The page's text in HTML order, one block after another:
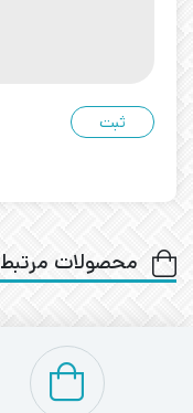
محصولات مرتبط